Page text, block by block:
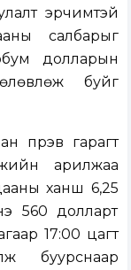
эрчимтэй
салбарыг
долларын
буйг
пүрэв гарагт
арилжаа
ханш 6,25
560 долларт
17:00 цагт
буурснаар